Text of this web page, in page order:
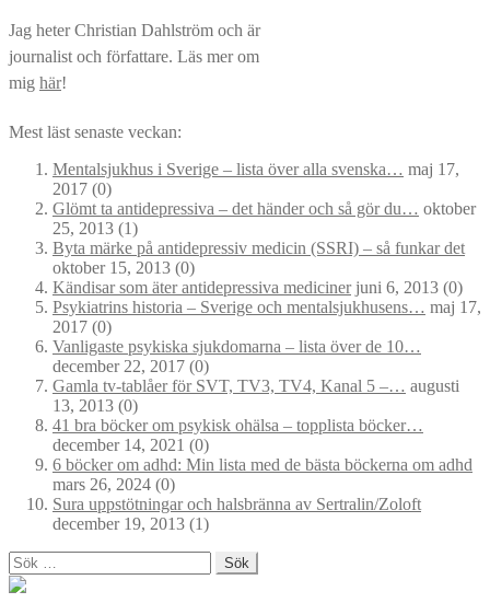
Jag heter Christian Dahlström och är
journalist och författare. Läs mer om
mig här!
Mest läst senaste veckan:
Mentalsjukhus i Sverige – lista över alla svenska… maj 17,
2017 (0)
Glömt ta antidepressiva – det händer och så gör du… oktober
25, 2013 (1)
Byta märke på antidepressiv medicin (SSRI) – så funkar det
oktober 15, 2013 (0)
Kändisar som äter antidepressiva medicinerjuni 6, 2013 (0)
Psykiatrins historia – Sverige och mentalsjukhusens… maj 17,
2017 (0)
Vanligaste psykiska sjukdomarna – lista över de 10…
december 22, 2017 (0)
Gamla tv-tablåer för SVT, TV3, TV4, Kanal 5 –… augusti
13, 2013 (0)
41 bra böcker om psykisk ohälsa – topplista böcker…
december 14, 2021 (0)
6 böcker om adhd: Min lista med de bästa böckerna om adhd
mars 26, 2024 (0)
Sura uppstötningar och halsbränna av Sertralin/Zoloft
december 19, 2013 (1)
Sök
efter: